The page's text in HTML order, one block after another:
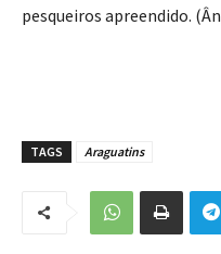
pesqueiros apreendido.
TAGS Araguatins